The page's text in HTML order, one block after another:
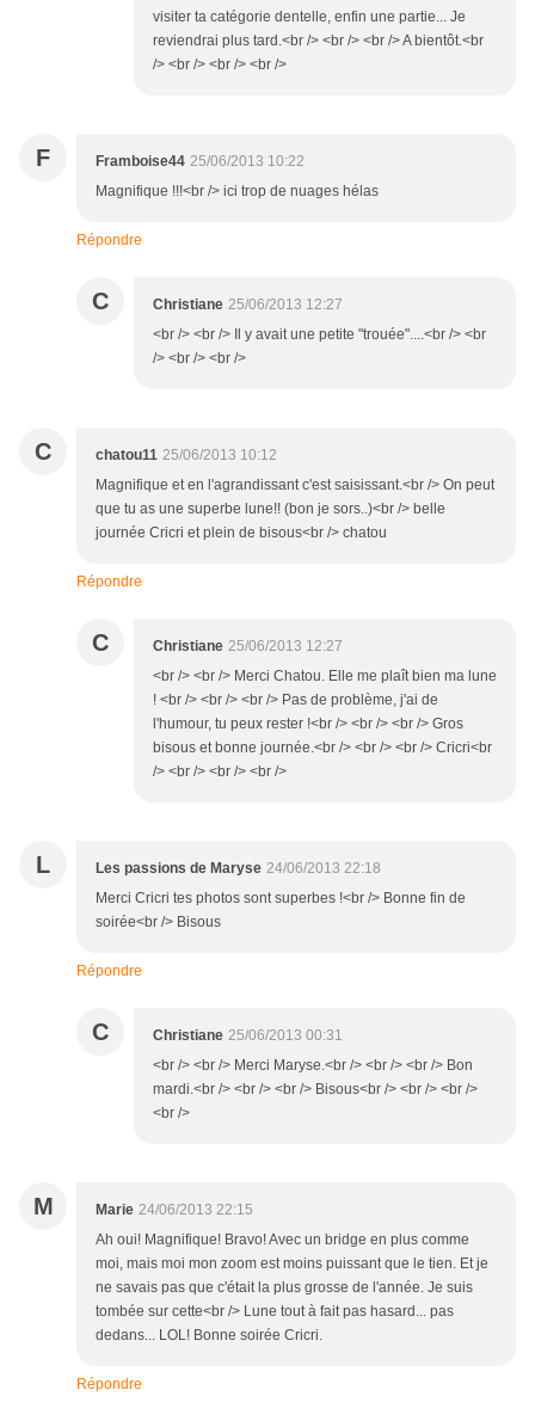
visiter ta catégorie dentelle, enfin une partie... Je
reviendrai plus tard.<br /> <br /> <br /> A bientôt.<br
/> <br /> <br /> <br />
F Framboise44 25/06/2013 10:22
Magnifique !!!<br /> ici trop de nuages hélas
Répondre
C Christiane 25/06/2013 12:27
<br /> <br /> Il y avait une petite "trouée"....<br /> <br
/> <br /> <br />
C chatou11 25/06/2013 10:12
Magnifique et en l'agrandissant c'est saisissant.<br /> On peut
que tu as une superbe lune!! (bon je sors..)<br /> belle
journée Cricri et plein de bisous<br /> chatou
Répondre
C Christiane 25/06/2013 12:27
<br /> <br /> Merci Chatou. Elle me plaît bien ma lune
! <br /> <br /> <br /> Pas de problème, j'ai de
l'humour, tu peux rester !<br /> <br /> <br /> Gros
bisous et bonne journée.<br /> <br /> <br /> Cricri<br
/> <br /> <br /> <br />
L Les passions de Maryse 24/06/2013 22:18
Merci Cricri tes photos sont superbes !<br /> Bonne fin de
soirée<br /> Bisous
Répondre
C Christiane 25/06/2013 00:31
<br /> <br /> Merci Maryse.<br /> <br /> <br /> Bon
mardi.<br /> <br /> <br /> Bisous<br /> <br /> <br />
<br />
M Marie 24/06/2013 22:15
Ah oui! Magnifique! Bravo! Avec un bridge en plus comme
moi, mais moi mon zoom est moins puissant que le tien. Et je
ne savais pas que c'était la plus grosse de l'année. Je suis
tombée sur cette<br /> Lune tout à fait pas hasard... pas
dedans... LOL! Bonne soirée Cricri.
Répondre